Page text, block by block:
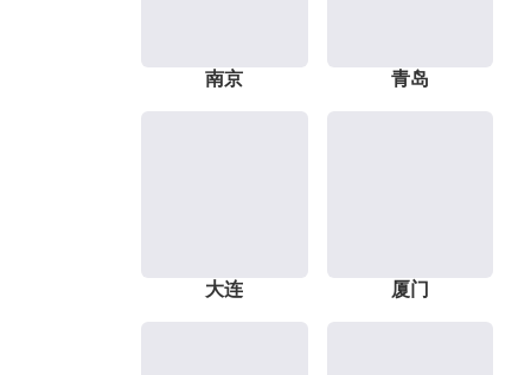
南京 青岛
大连 厦门